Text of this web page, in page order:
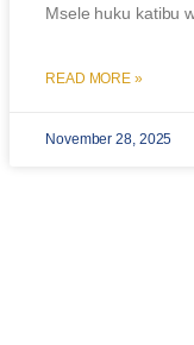
Msele huku katibu
READ MORE »
November 28, 2025